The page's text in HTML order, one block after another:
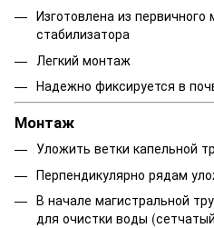
Изготовлена из
стабилизатора
Легкий монтаж
Надежно фиксируется в
Монтаж
Уложить ветки капельной
Перпендикулярно рядам
В начале магистральной
для очистки воды